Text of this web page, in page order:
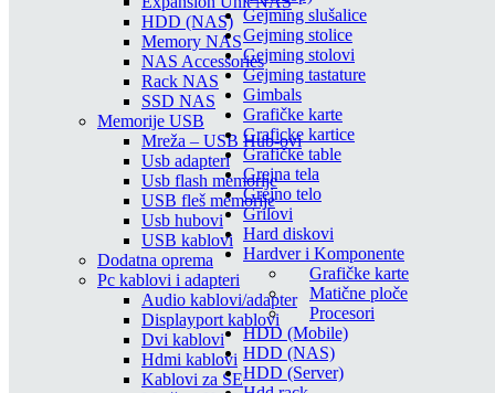
Gejming slušalice
Gejming stolice
Gejming stolovi
Gejming tastature
Gimbals
Grafičke karte
Graficke kartice
Grafičke table
Grejna tela
Grejno telo
Grilovi
Hard diskovi
Hardver i Komponente
Grafičke karte
Matične ploče
Procesori
HDD (Mobile)
HDD (NAS)
HDD (Server)
HDD (NAS)
Memory NAS
NAS Accessories
Rack NAS
SSD NAS
Memorije USB
Mreža – USB Hub-ovi
Usb adapteri
Usb flash memorije
USB fleš memorije
Usb hubovi
USB kablovi
Dodatna oprema
Pc kablovi i adapteri
Audio kablovi/adapter
Displayport kablovi
Dvi kablovi
Hdmi kablovi
Kablovi za SE